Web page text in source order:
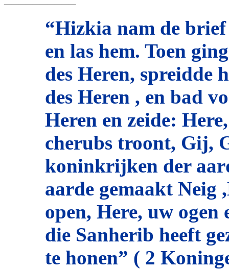
“Hizkia nam de
en las hem. Toen
des Heren, spreidde
des Heren , en bad
Heren en zeide:
cherubs troont, Gij,
koninkrijken der
aarde gemaakt Neig
open, Here, uw ogen
die Sanherib heeft
te honen” ( 2